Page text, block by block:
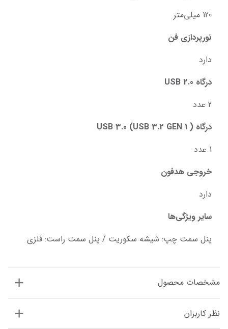
120 میلی‌متر
نورپردازی فن
دارد
درگاه USB 2.0
2 عدد
درگاه USB 3.0 (USB 3.2 GEN 1 )
1 عدد
خروجی هدفون
دارد
سایر ویژگی‌ها
پنل سمت چپ: شیشه سکوریت / پنل سمت راست: فلزی
مشخصات محصول
نظر کاربران